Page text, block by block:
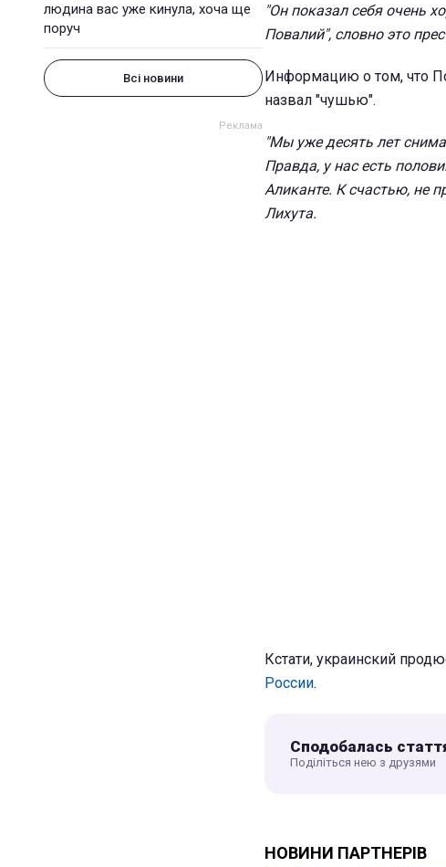
людина вас уже кинула, хоча ще
поруч
Всі новини
"Он показал себя очень
Повалий", словно это
Информацию о том, что
назвал "чушью".
"Мы уже десять лет
Правда, у нас есть
Аликанте. К счастью, не
Лихута.
Кстати, украинский
России.
Сподобалась
Поділіться нею з друзями